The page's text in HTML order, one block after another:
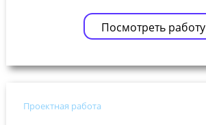
Посмотреть работу
Проектная работа